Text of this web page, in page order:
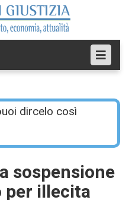
dircelo così
sospensione
per illecita